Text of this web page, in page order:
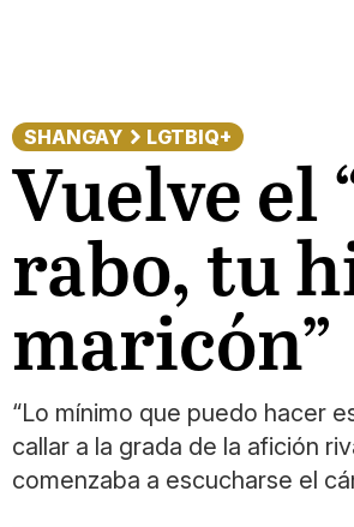
SHANGAY LGTBIQ+
Vuelve el
rabo, tu
maricón”
“Lo mínimo que puedo hacer
callar a la grada de la afición
comenzaba a escucharse el